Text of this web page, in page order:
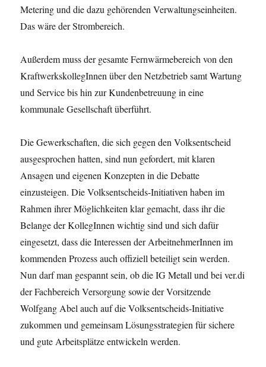
Metering und die dazu gehörenden Verwaltungseinheiten.
Das wäre der Strombereich.
Außerdem muss der gesamte Fernwärmebereich von den
KraftwerkskollegInnen über den Netzbetrieb samt Wartung
und Service bis hin zur Kundenbetreuung in eine
kommunale Gesellschaft überführt.
Die Gewerkschaften, die sich gegen den Volksentscheid
ausgesprochen hatten, sind nun gefordert, mit klaren
Ansagen und eigenen Konzepten in die Debatte
einzusteigen. Die Volksentscheids-Initiativen haben im
Rahmen ihrer Möglichkeiten klar gemacht, dass ihr die
Belange der KollegInnen wichtig sind und sich dafür
eingesetzt, dass die Interessen der ArbeitnehmerInnen im
kommenden Prozess auch offiziell beteiligt sein werden.
Nun darf man gespannt sein, ob die IG Metall und bei ver.di
der Fachbereich Versorgung sowie der Vorsitzende
Wolfgang Abel auch auf die Volksentscheids-Initiative
zukommen und gemeinsam Lösungsstrategien für sichere
und gute Arbeitsplätze entwickeln werden.